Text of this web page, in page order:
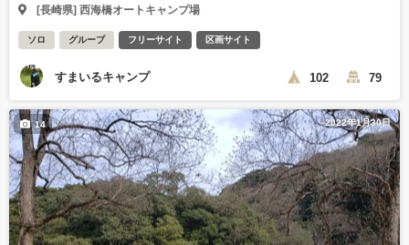
[長崎県] 西海橋オートキャンプ場
ソロ グループ フリーサイト 区画サイト
すまいるキャンプ 102 79
2022年1月30日
14